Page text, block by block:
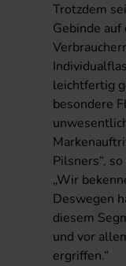
Trotzdem
Gebinde
leichtfertig
besondere
Pilsners“,
„Wir
Deswegen
diesem
und vor
ergriffen.“